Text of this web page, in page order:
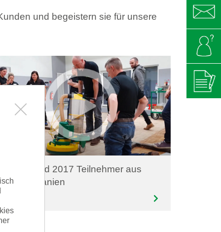
und begeistern sie für unsere
Fly & Sand 2017 Teilnehmer aus
Grossbritanien
Willkommen bei
Hier können Sie Ihre
Ausschalten sämtlicher Cookies: Wenn Sie
möchten, dann gehen Sie bitte in Ihre
deaktivieren das Setzen von Cookies. Bitte